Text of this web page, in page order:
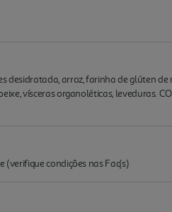
desidratada, arroz, farinha de glúten
vísceras organoléticas, leveduras.
condições nas Faq's)